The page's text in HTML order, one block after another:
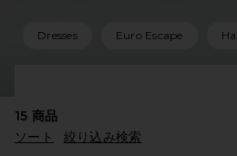
Dresses Euro Escape
15 商品
ソート
絞り込み検索